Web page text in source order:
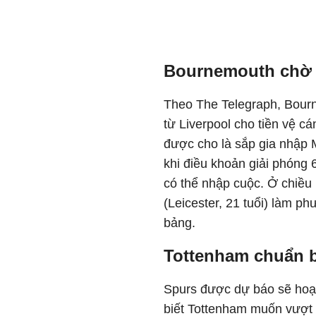
Bournemouth chờ
Theo The Telegraph,
từ Liverpool cho tiền vệ c
được cho l à sắp gia nhập
khi điều khoản giải phóng
có thể nhập cuộc. Ở chiều
(Leicester, 21 tuổi) l àm ph
bảng.
Tottenham chuẩn
Spurs được dự báo sẽ
biết Tottenham muốn vượt